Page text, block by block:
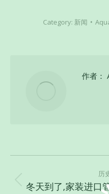
Category: 新闻
作者：
历
冬天到了,家装进口